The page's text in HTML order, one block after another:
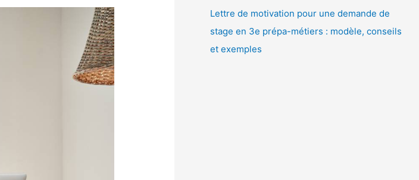
Lettre de motivation pour une demande de
stage en 3e prépa-métiers : modèle, conseils
et exemples